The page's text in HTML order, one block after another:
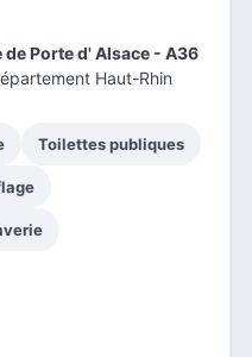
de Porte d' Alsace - A36
Haut-Rhin
Toilettes publiques